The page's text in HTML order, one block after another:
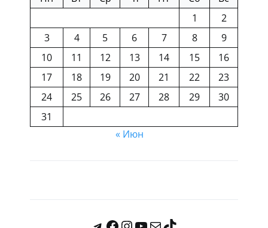
1
2
3
4 5 6 7 8
9
10
11 12 13 14 15
16
17
18 19 20 21 22
23
24
25 26 27 28 29
30
31
« Июн